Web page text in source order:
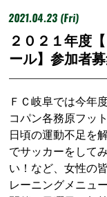
2021.04.23 (Fri)
２０２１年度
ール】参加者
ＦＣ岐阜では今年
コパン各務原フッ
日頃の運動不足を
でサッカーをして
い！など、女性の
レーニングメニュ